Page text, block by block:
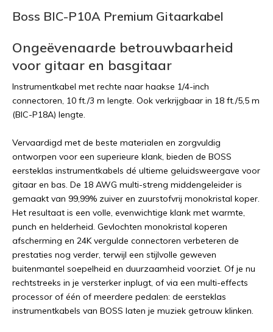
Boss BIC-P10A Premium Gitaarkabel
Ongeëvenaarde betrouwbaarheid
voor gitaar en basgitaar
Instrumentkabel met rechte naar haakse 1/4-inch
connectoren, 10 ft./3 m lengte. Ook verkrijgbaar in 18 ft./5,5 m
(BIC-P18A) lengte.
Vervaardigd met de beste materialen en zorgvuldig
ontworpen voor een superieure klank, bieden de BOSS
eersteklas instrumentkabels dé ultieme geluidsweergave voor
gitaar en bas. De 18 AWG multi-streng middengeleider is
gemaakt van 99,99% zuiver en zuurstofvrij monokristal koper.
Het resultaat is een volle, evenwichtige klank met warmte,
punch en helderheid. Gevlochten monokristal koperen
afscherming en 24K vergulde connectoren verbeteren de
prestaties nog verder, terwijl een stijlvolle geweven
buitenmantel soepelheid en duurzaamheid voorziet. Of je nu
rechtstreeks in je versterker inplugt, of via een multi-effects
processor of één of meerdere pedalen: de eersteklas
instrumentkabels van BOSS laten je muziek getrouw klinken.